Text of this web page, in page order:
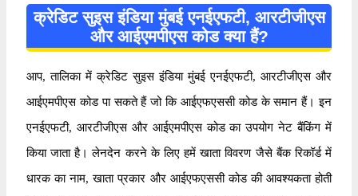
क्रेडिट सुइस इंडिया मुंबई एनईएफटी, आरटीजीएस
और आईएमपीएस कोड क्या हैं?
आप, तालिका में क्रेडिट सुइस इंडिया मुंबई एनईएफटी, आरटीजीएस और
आईएमपीएस कोड पा सकते हैं जो कि आईएफएससी कोड के समान हैं। इन
एनईएफटी, आरटीजीएस और आईएमपीएस कोड का उपयोग नेट बैंकिंग में
किया जाता है। लेनदेन करने के लिए हमें खाता विवरण जैसे बैंक रिकॉर्ड में
धारक का नाम, खाता प्रकार और आईएफएससी कोड की आवश्यकता होती